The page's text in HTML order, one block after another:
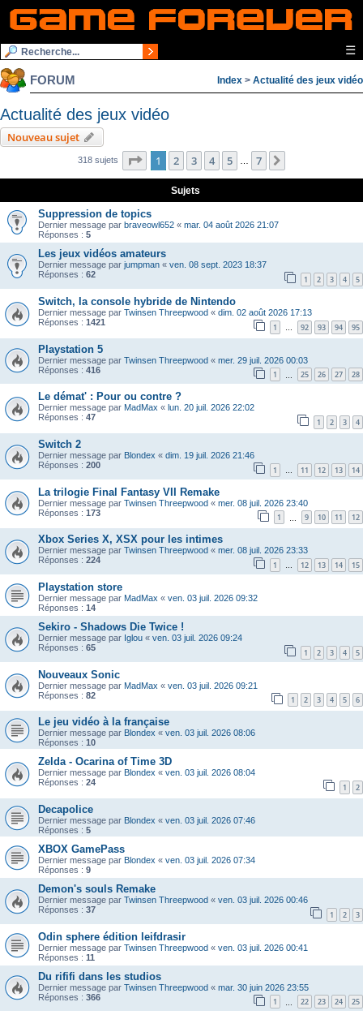
☰
FORUM Index > Actualité des jeux vidéo
Actualité des jeux vidéo
Nouveau sujet
318 sujets Page 1sur7
1 2 3 4 5 … 7
Sujets
Suppression de topics
Dernier message par braveowl652 « mar. 04 août 2026 21:07
Réponses : 5
Les jeux vidéos amateurs
Dernier message par jumpman « ven. 08 sept. 2023 18:37
Réponses : 62 1 2 3 4 5
Switch, la console hybride de Nintendo
Dernier message par Twinsen Threepwood « dim. 02 août 2026 17:13
Réponses : 1421 1 … 92 93 94 95
Playstation 5
Dernier message par Twinsen Threepwood « mer. 29 juil. 2026 00:03
Réponses : 416 1 25 26 27 28
Le démat' : Pour ou contre ?
Dernier message par MadMax « lun. 20 juil. 2026 22:02
Réponses : 47 1 2 3 4
Switch 2
Dernier message par Blondex « dim. 19 juil. 2026 21:46
Réponses : 200 1 … 11 12 13 14
La trilogie Final Fantasy VII Remake
Dernier message par Twinsen Threepwood « mer. 08 juil. 2026 23:40
Réponses : 173 1 9 10 11 12
Xbox Series X, XSX pour les intimes
Dernier message par Twinsen Threepwood « mer. 08 juil. 2026 23:33
Réponses : 224 1 … 12 13 14 15
Playstation store
Dernier message par MadMax « ven. 03 juil. 2026 09:32
Réponses : 14
Sekiro - Shadows Die Twice !
Dernier message par Iglou « ven. 03 juil. 2026 09:24
Réponses : 65 1 2 3 4 5
Nouveaux Sonic
Dernier message par MadMax « ven. 03 juil. 2026 09:21
Réponses : 82 1 2 3 4 5 6
Le jeu vidéo à la française
Dernier message par Blondex « ven. 03 juil. 2026 08:06
Réponses : 10
Zelda - Ocarina of Time 3D
Dernier message par Blondex « ven. 03 juil. 2026 08:04
Réponses : 24 1 2
Decapolice
Dernier message par Blondex « ven. 03 juil. 2026 07:46
Réponses : 5
XBOX GamePass
Dernier message par Blondex « ven. 03 juil. 2026 07:34
Réponses : 9
Demon's souls Remake
Dernier message par Twinsen Threepwood « ven. 03 juil. 2026 00:46
Réponses : 37 1 2 3
Odin sphere édition leifdrasir
Dernier message par Twinsen Threepwood « ven. 03 juil. 2026 00:41
Réponses : 11
Du rififi dans les studios
Dernier message par Twinsen Threepwood « mar. 30 juin 2026 23:55
Réponses : 366 1 22 23 24 25